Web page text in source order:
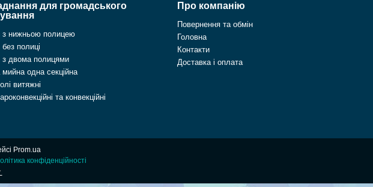
для громадського
з нижньою полицею
полиці
з двома полицями
мийна одна секційна
витяжні
та конвекційні
Про компанію
Повернення та обмін
Головна
Контакти
Доставка і оплата
Prom.ua
конфіденційності